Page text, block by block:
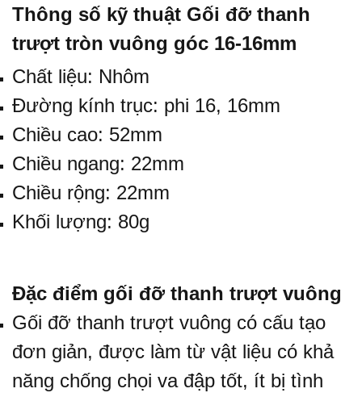
Thông số kỹ thuật Gối đỡ thanh
trượt tròn vuông góc 16-16mm
Chất liệu: Nhôm
Đường kính trục: phi 16, 16mm
Chiều cao: 52mm
Chiều ngang: 22mm
Chiều rộng: 22mm
Khối lượng: 80g
Đặc điểm gối đỡ thanh trượt vuông
Gối đỡ thanh trượt vuông có cấu tạo
đơn giản, được làm từ vật liệu có khả
năng chống chọi va đập tốt, ít bị tình